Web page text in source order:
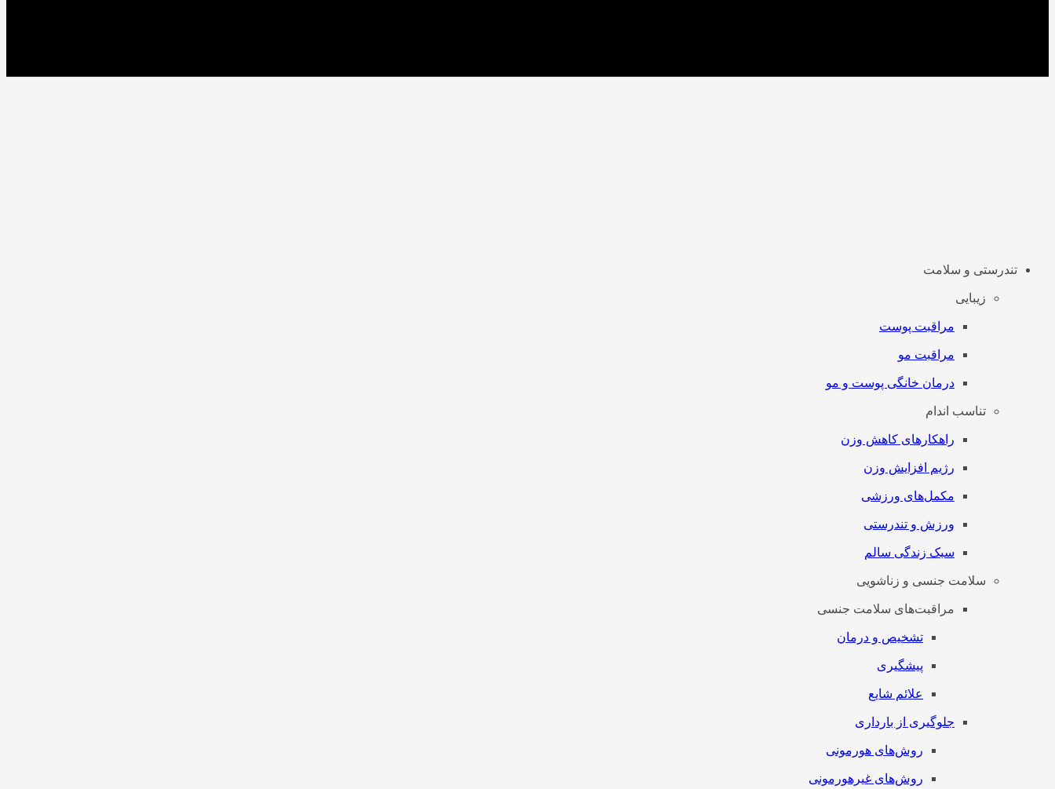
تندرستی و سلامت
زیبایی
مراقبت پوست
مراقبت مو
درمان خانگی پوست و مو
تناسب اندام
راهکارهای کاهش وزن
رژیم افزایش وزن
مکمل‌های ورزشی
ورزش و تندرستی
سبک زندگی سالم
سلامت جنسی و زناشویی
مراقبت‌های سلامت جنسی
تشخیص و درمان
پیشگیری
علائم شایع
جلوگیری از بارداری
روش‌های هورمونی
روش‌های غیرهورمونی